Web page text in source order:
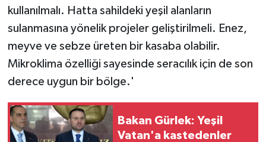
kullanılmalı. Hatta sahildeki yeşil alanların
sulanmasına yönelik projeler geliştirilmeli. Enez,
meyve ve sebze üreten bir kasaba olabilir.
Mikroklima özelliği sayesinde seracılık için de son
derece uygun bir bölge.'
Bakan Gürlek: Yeşil
Vatan'a kastedenler